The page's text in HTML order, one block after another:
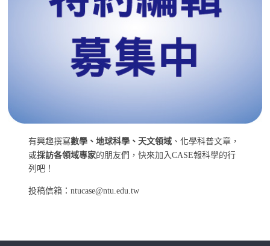
有興趣撰寫數學、地球科學、天文領域 、化學科普文章，
或採訪各領域專家的朋友們，快來加入CASE報科學的行
列吧！
投稿信箱：ntucase@ntu.edu.tw